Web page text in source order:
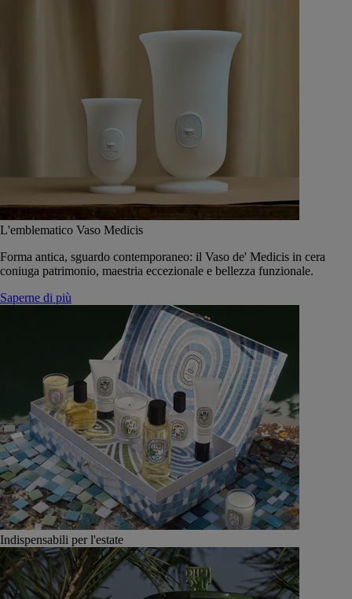
L'emblematico Vaso Medicis
Forma antica, sguardo contemporaneo: il Vaso de' Medicis in cera
coniuga patrimonio, maestria eccezionale e bellezza funzionale.
Saperne di più
Indispensabili per l'estate